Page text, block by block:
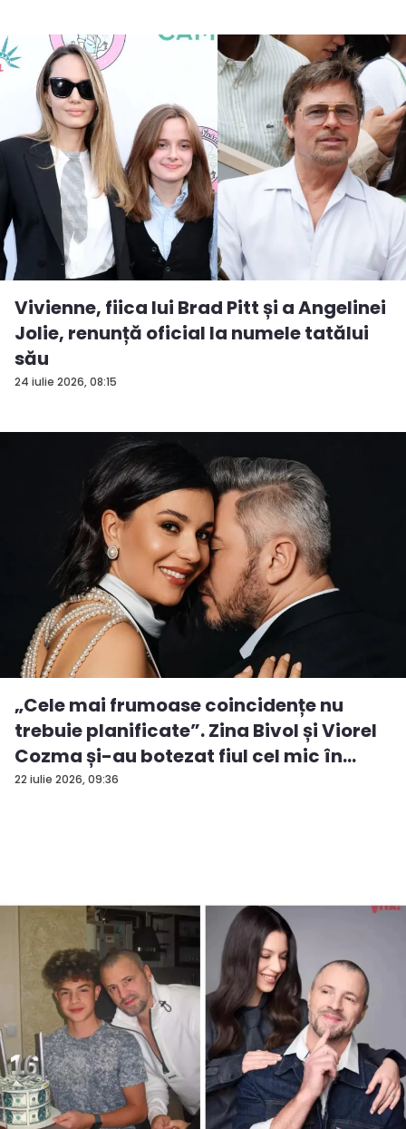
24 iulie 2026, 08:15
Vivienne, fiica lui Brad Pitt și a Angelinei
Jolie, renunță oficial la numele tatălui
său
22 iulie 2026, 09:36
„Cele mai frumoase coincidențe nu
trebuie planificate”. Zina Bivol și Viorel
Cozma și-au botezat fiul cel mic în
ziua...